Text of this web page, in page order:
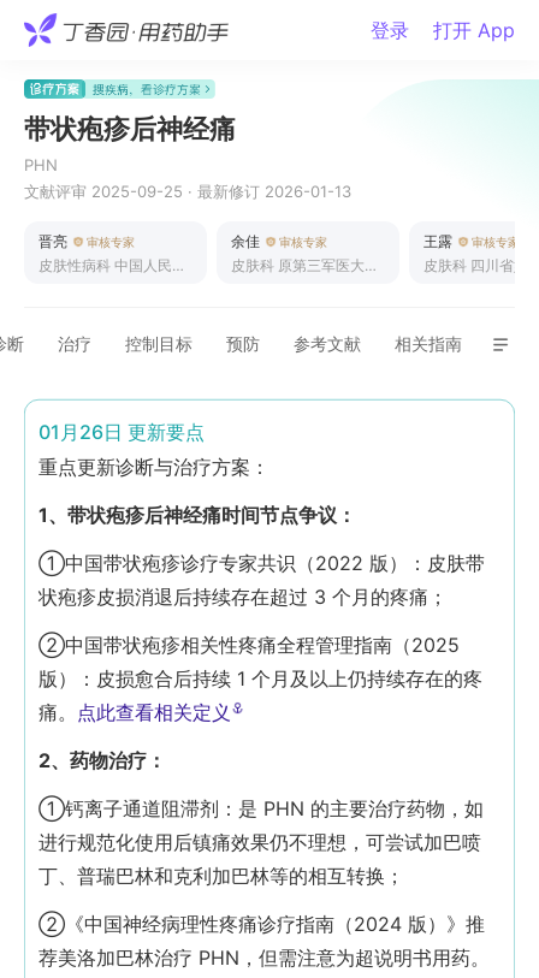
登录 打开 App
带状疱疹后神经痛
PHN
文献评审 2025-09-25 · 最新修订 2026-01-13
晋亮 审核专家
皮肤性病科 中国人民解
余佳 审核专家
皮肤科 原第三军医大学
王露 审核专家
皮肤科 四川省妇
断 治疗 控制目标 预防 参考文献 相关指南
01月26日 更新要点
重点更新诊断与治疗方案：
1、带状疱疹后神经痛时间节点争议：
①中国带状疱疹诊疗专家共识（2022 版）：皮肤带
状疱疹皮损消退后持续存在超过 3 个月的疼痛；
②中国带状疱疹相关性疼痛全程管理指南（2025
版）：皮损愈合后持续 1 个月及以上仍持续存在的疼
痛。 点此查看相关定义
2、药物治疗：
①钙离子通道阻滞剂：是 PHN 的主要治疗药物，如
进行规范化使用后镇痛效果仍不理想，可尝试加巴喷
丁、普瑞巴林和克利加巴林等的相互转换；
②《中国神经病理性疼痛诊疗指南（2024 版）》推
荐美洛加巴林治疗 PHN，但需注意为超说明书用药。